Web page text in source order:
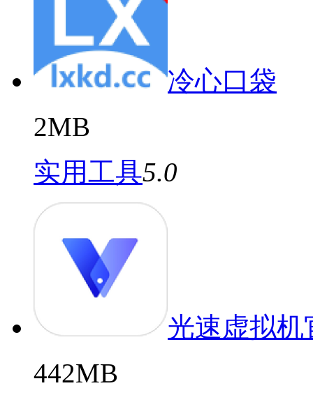
冷心口袋
2MB
实用工具5.0
光速虚拟机
442MB